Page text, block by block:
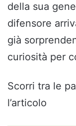
della sua
difensore
già
curiosità per
Scorri tra le
l’articolo